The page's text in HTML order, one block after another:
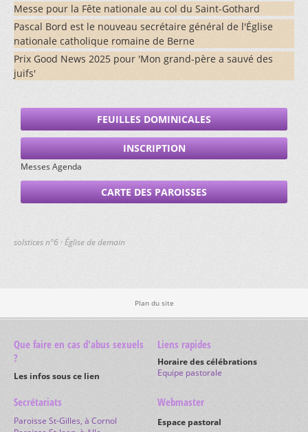
PARCOURS 9
PARCOURS 10
EGLISE DE BRESSAUCOURT
EGLISE DE BUIX
EGLISE DE BURE
EGLISE DE CHEVENEZ
EGLISE DE COEUVE
EGLISE DE COURCHAVON
EGLISE DE COURGENAY
EGLISE DE DAMPHREUX
EGLISE DE DAMVANT
EGLISE D'EPAUVILLERS
EGLISE DE FAHY
SERVICES PASTORAUX
LIENS
Messe pour la Fête nationale au col du Saint-Gothard
Pascal Bord est le nouveau secrétaire général de l'Église
nationale catholique romaine de Berne
Prix Good News 2025 pour 'Mon grand-père a sauvé des
juifs'
FEUILLES DOMINICALES
INSCRIPTION
Messes Agenda
CARTE DES PAROISSES
solstices n°6 · Église de demain
Plan du site
Que faire en cas d'abus sexuels
?
Les infos sous ce lien
Liens rapides
Horaire des célébrations
Equipe pastorale
Secrétariats
Paroisse St-Gilles, à Cornol
Webmaster
Espace pastoral